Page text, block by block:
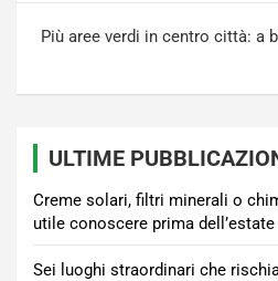
Più aree verdi in centro città: a
ULTIME
Creme solari, filtri minerali o
utile conoscere prima dell’estate
Sei luoghi straordinari che